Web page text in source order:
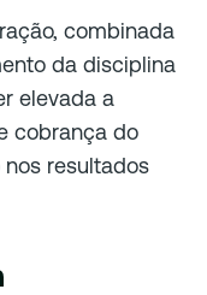
combinada
da disciplina
elevada a
cobrança do
resultados